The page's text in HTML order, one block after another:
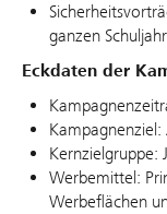
ganzen
Eckdaten der
Kernzielgruppe:
Werbemittel:
Werbeflächen